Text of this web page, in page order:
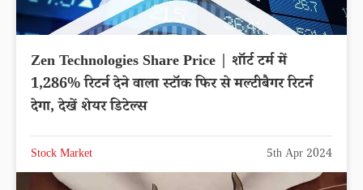
Zen Technologies Share Price | शॉर्ट टर्म में
1,286% रिटर्न देने वाला स्टॉक फिर से मल्टीबैगर रिटर्न
देगा, देखें शेयर डिटेल्स
Stock Market 5th Apr 2024